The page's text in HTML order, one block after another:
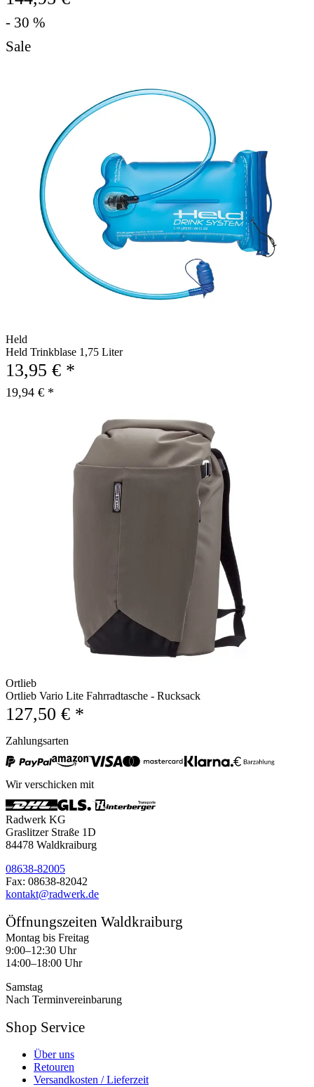
- 30 %
Sale
Held
Held Trinkblase 1,75 Liter
13,95 € *
19,94 € *
Ortlieb
Ortlieb Vario Lite Fahrradtasche - Rucksack
127,50 € *
Zahlungsarten
Wir verschicken mit
Radwerk KG
Graslitzer Straße 1D
84478 Waldkraiburg
08638-82005
Fax: 08638-82042
kontakt@radwerk.de
Öffnungszeiten Waldkraiburg
Montag bis Freitag
9:00–12:30 Uhr
14:00–18:00 Uhr
Samstag
Nach Terminvereinbarung
Shop Service
Über uns
Retouren
Versandkosten / Lieferzeit